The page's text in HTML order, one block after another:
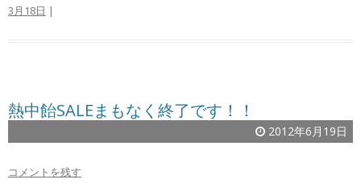
3月18日 |
熱中飴SALEまもなく終了です！！
2012年6月19日
コメントを残す